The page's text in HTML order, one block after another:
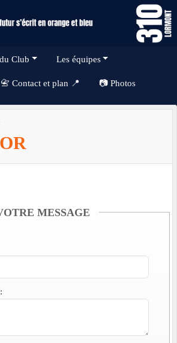
Club Les équipes
📇 Contact et plan 📍 📷 Photos
MESSAGE
: